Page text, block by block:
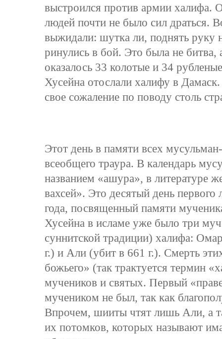
выстроился против армии
людей почти не было сил драться.
выжидали: шутка ли, поднять руку
ринулись в бой. Это была не битва,
оказалось 33 колотые и 34
Хусейна отослали халифу в
свое сожаление по поводу столь
Этот день в памяти всех
всеобщего траура. В календарь
названием «ашура», в литературе
вахсей». Это десятый день первого
года, посвященный памяти
Хусейна в исламе уже было три
суннитской традиции) халифа:
г.) и Али (убит в 661 г.). Смерть
божьего» (так трактуется термин
мучеников и святых. Первый
мучеником не был, так как
Впрочем, шииты чтят лишь Али, а
их потомков, которых называют